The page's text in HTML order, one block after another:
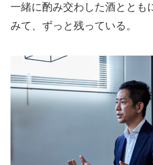
一緒に酌み交わした酒ととも
みて、ずっと残っている。